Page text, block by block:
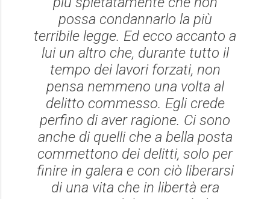
possa condannarlo la più
terribile legge. Ed ecco accanto a
lui un altro che, durante tutto il
tempo dei lavori forzati, non
pensa nemmeno una volta al
delitto commesso. Egli crede
perfino di aver ragione. Ci sono
anche di quelli che a bella posta
commettono dei delitti, solo per
finire in galera e con ciò liberarsi
di una vita che in libertà era